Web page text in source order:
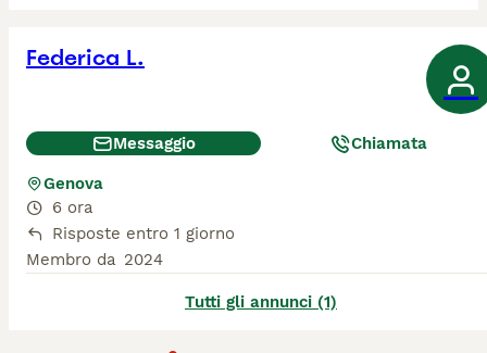
Federica L.
Messaggio Chiamata
Genova
6 ora
Risposte entro 1 giorno
Membro da 2024
Tutti gli annunci (1)